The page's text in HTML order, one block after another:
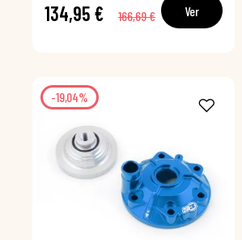
134,95 € 166,69 € Ver
-19,04%